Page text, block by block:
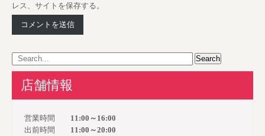
レス、サイトを保存する。
店舗情報
営業時間 11:00～16:00
出前時間 11:00～20:00